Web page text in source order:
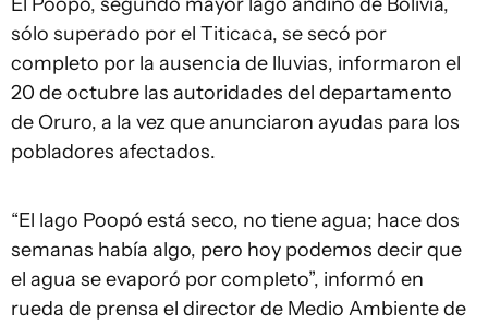
sólo superado por el Titicaca, se secó por
completo por la ausencia de lluvias, informaron el
20 de octubre las autoridades del departamento
de Oruro, a la vez que anunciaron ayudas para los
pobladores afectados.
“El lago Poopó está seco, no tiene agua; hace dos
semanas había algo, pero hoy podemos decir que
el agua se evaporó por completo”, informó en
rueda de prensa el director de Medio Ambiente de